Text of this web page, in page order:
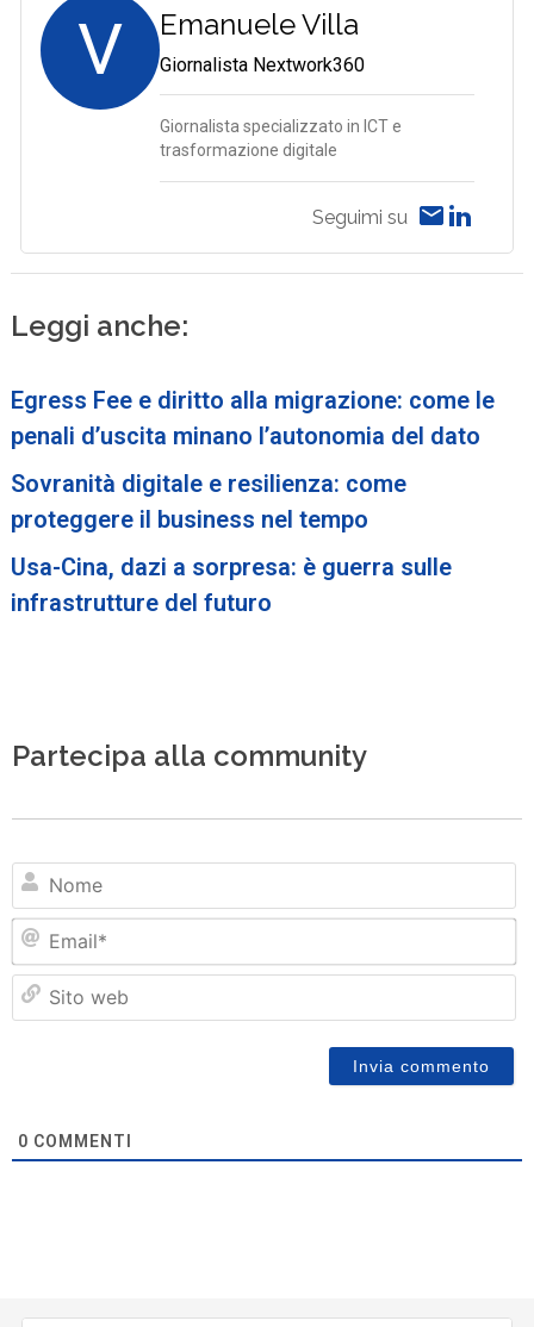
V Emanuele Villa
Giornalista Nextwork360
Giornalista specializzato in ICT e
trasformazione digitale
Seguimi su
Leggi anche:
Egress Fee e diritto alla migrazione: come le
penali d’uscita minano l’autonomia del dato
Sovranità digitale e resilienza: come
proteggere il business nel tempo
Usa-Cina, dazi a sorpresa: è guerra sulle
infrastrutture del futuro
Partecipa alla community
0 COMMENTI